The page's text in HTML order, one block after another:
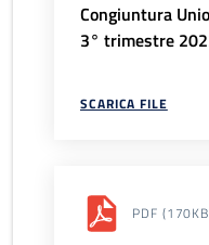
Congiuntura
3° trimestre
SCARICA FILE
PDF